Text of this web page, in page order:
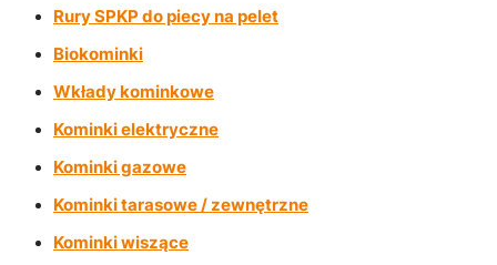
Rury SPKP do piecy na pelet
Biokominki
Wkłady kominkowe
Kominki elektryczne
Kominki gazowe
Kominki tarasowe / zewnętrzne
Kominki wiszące